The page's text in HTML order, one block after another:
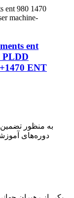
ent
PLDD
ENT
به منظور تضمین
دوره‌های